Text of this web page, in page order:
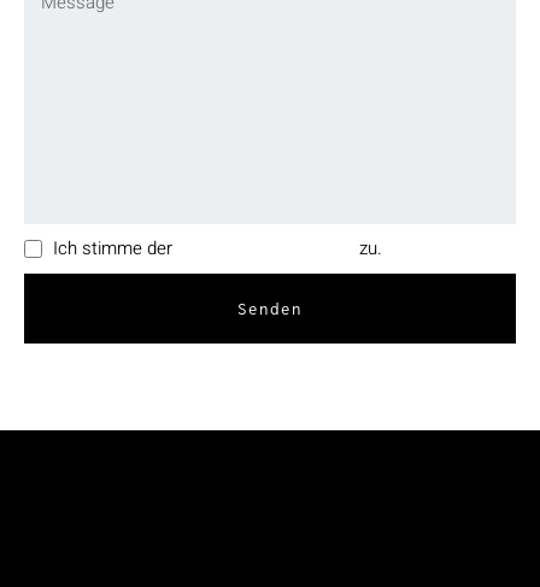
Ich stimme der zu.
Senden